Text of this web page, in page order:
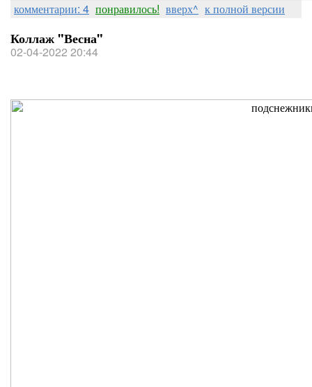
комментарии: 4 понравилось! вверх^ к полной версии
Коллаж "Весна"
02-04-2022 20:44